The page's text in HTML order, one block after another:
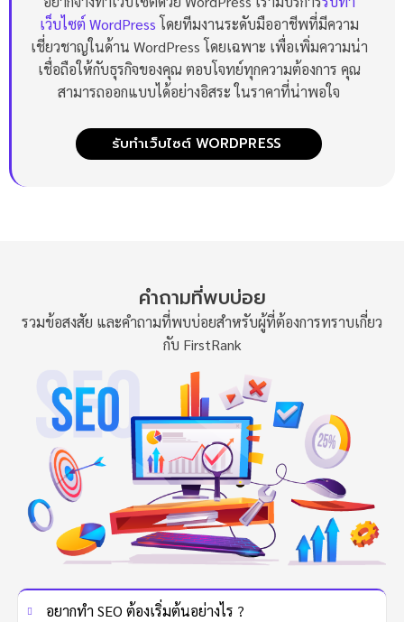
เว็บไซต์ WordPress โดยทีมงานระดับมืออาชีพที่มีความ
เชี่ยวชาญในด้าน WordPress โดยเฉพาะ เพื่อเพิ่มความน่า
เชื่อถือให้กับธุรกิจของคุณ ตอบโจทย์ทุกความต้องการ คุณ
สามารถออกแบบได้อย่างอิสระ ในราคาที่น่าพอใจ
รับทำเว็บไซต์ WORDPRESS
คำถามที่พบบ่อย
รวมข้อสงสัย และคำถามที่พบบ่อยสำหรับผู้ที่ต้องการทราบเกี่ยว
กับ FirstRank
อยากทำ SEO ต้องเริ่มต้นอย่างไร ?